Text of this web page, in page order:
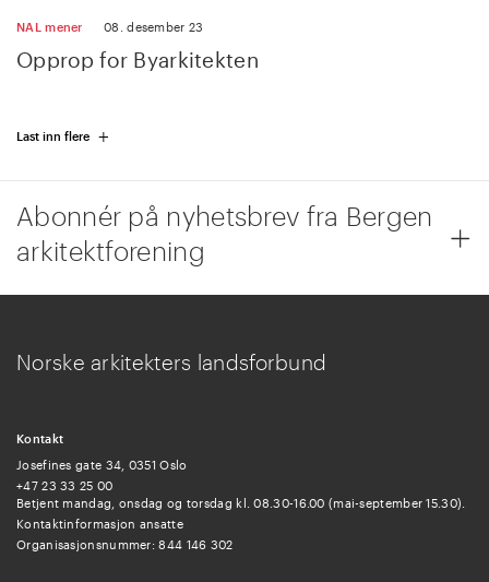
NAL mener 08. desember 23
Opprop for Byarkitekten
Last inn flere +
Abonnér på nyhetsbrev fra Bergen
arkitektforening
Norske arkitekters landsforbund
Kontakt
Josefines gate 34, 0351 Oslo
+47 23 33 25 00
Betjent mandag, onsdag og torsdag kl. 08.30-16.00 (mai-september 15.30).
Kontaktinformasjon ansatte
Organisasjonsnummer: 844 146 302